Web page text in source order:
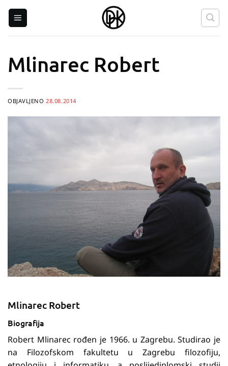
Mlinarec Robert
OBJAVLJENO28.08.2014
Mlinarec Robert
Biografija
Robert Mlinarec rođen je 1966. u Zagrebu. Studirao je
na Filozofskom fakultetu u Zagrebu filozofiju,